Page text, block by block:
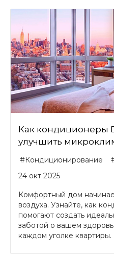
Как кондиционеры
улучшить
#Кондиционирование
24 окт 2025
Комфортный дом
воздуха. Узнайте, как
помогают создать
заботой о вашем
каждом уголке квартиры.